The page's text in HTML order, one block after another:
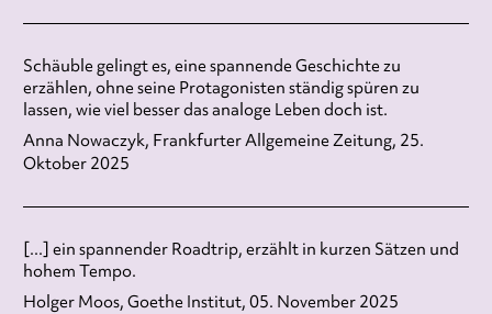
Schäuble gelingt es, eine spannende Geschichte zu
erzählen, ohne seine Protagonisten ständig spüren zu
lassen, wie viel besser das analoge Leben doch ist.
Anna Nowaczyk, Frankfurter Allgemeine Zeitung, 25.
Oktober 2025
[...] ein spannender Roadtrip, erzählt in kurzen Sätzen und
hohem Tempo.
Holger Moos, Goethe Institut, 05. November 2025